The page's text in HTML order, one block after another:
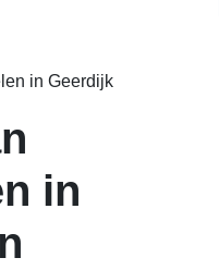
in Geerdijk
in